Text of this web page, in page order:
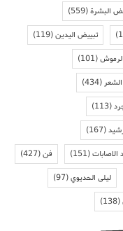
البشرة(559)
تبييض اليدين(119)
(101)
(434)
(113)
(167)
الاصابات(151) فن(427)
ليلى الحديوي(97)
(138)